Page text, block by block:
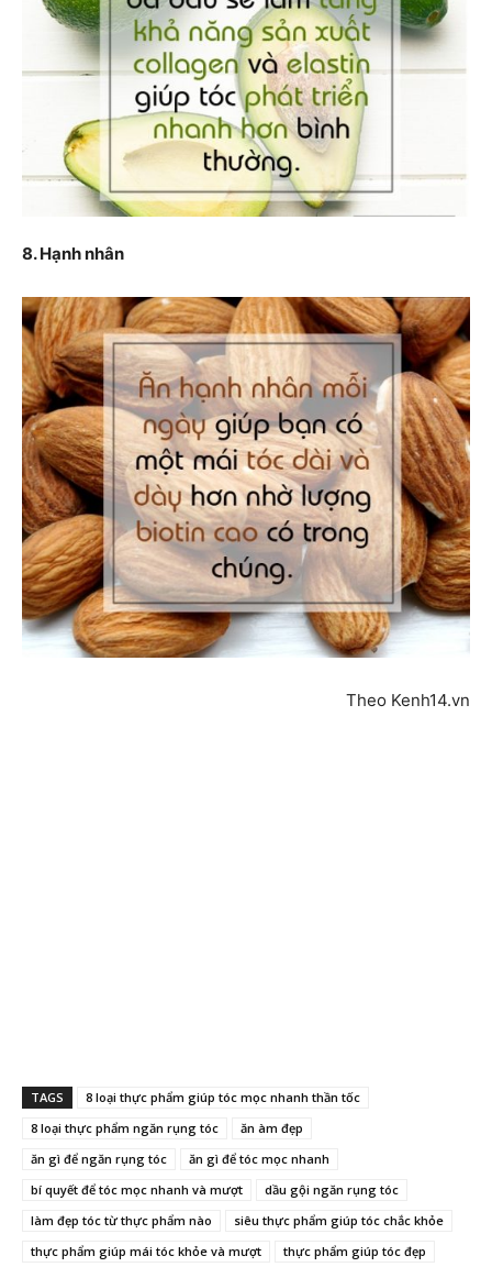
8. Hạnh nhân
Theo Kenh14.vn
TAGS
8 loại thực phẩm giúp tóc mọc nhanh thần tốc
8 loại thực phẩm ngăn rụng tóc
ăn àm đẹp
ăn gì để ngăn rụng tóc
ăn gì để tóc mọc nhanh
bí quyết để tóc mọc nhanh và mượt
dầu gội ngăn rụng tóc
làm đẹp tóc từ thực phẩm nào
siêu thực phẩm giúp tóc chắc khỏe
thực phẩm giúp mái tóc khỏe và mượt
thực phẩm giúp tóc đẹp